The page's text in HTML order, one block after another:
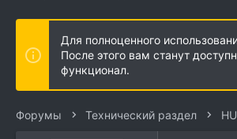
т
р
т
м
т
н
а
ч
а
а
Для полноценного
После этого вам станут
функционал.
Форумы Технический раздел